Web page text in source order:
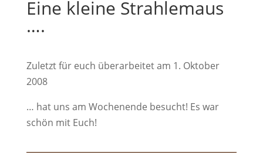
Eine kleine Strahlemaus
….
Zuletzt für euch überarbeitet am 1. Oktober
2008
… hat uns am Wochenende besucht! Es war
schön mit Euch!